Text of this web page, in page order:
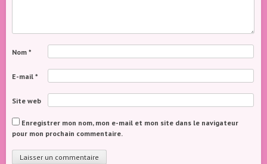
Nom *
E-mail *
Site web
Enregistrer mon nom, mon e-mail et mon site dans le navigateur
pour mon prochain commentaire.